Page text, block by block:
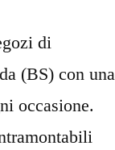
di
(BS) con una
occasione.